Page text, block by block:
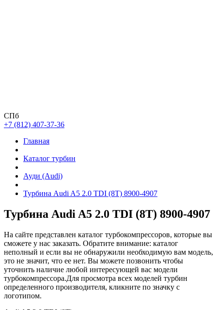
СПб
+7 (812) 407-37-36
Главная
Каталог турбин
Ауди (Audi)
Турбина Audi A5 2.0 TDI (8T) 8900-4907
Турбина Audi A5 2.0 TDI (8T) 8900-4907
На сайте представлен каталог турбокомпрессоров, которые вы
сможете у нас заказать. Обратите внимание: каталог
неполный и если вы не обнаружили необходимую вам модель,
это не значит, что ее нет. Вы можете позвонить чтобы
уточнить наличие любой интересующей вас модели
турбокомпрессора.Для просмотра всех моделей турбин
определенного производителя, кликните по значку с
логотипом.